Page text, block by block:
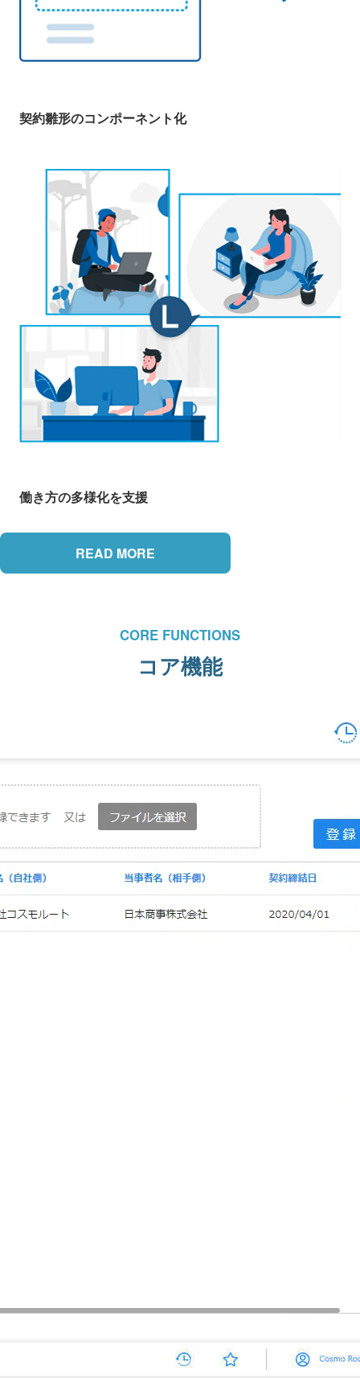
契約雛形のコンポーネント化
働き方の多様化を支援
READ MORE
CORE FUNCTIONS
コア機能